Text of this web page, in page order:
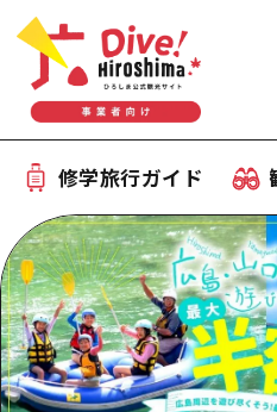
修学旅行ガイド
修学旅行ガイ
テーマで学
体験型学習
おすすめモ
産業・体験
観光素材
旅行会社様
観光素材
統計データ
補助金情報